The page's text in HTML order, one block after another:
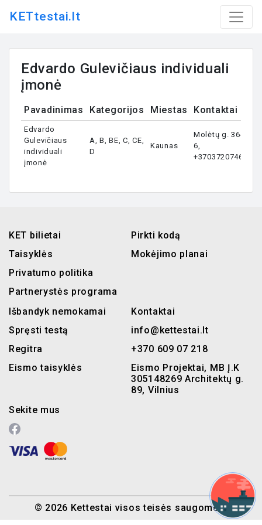
KETtestai.lt
Edvardo Gulevičiaus individuali
įmonė
Pavadinimas Kategorijos Miestas Kontaktai
Edvardo
Gulevičiaus
individuali
įmonė
A, B, BE, C, CE,
D
Kaunas
Molėtų g. 36-
6,
+37037207469
KET bilietai
Taisyklės
Privatumo politika
Partnerystės programa
Pirkti kodą
Mokėjimo planai
Išbandyk nemokamai
Spręsti testą
Regitra
Eismo taisyklės
Sekite mus
Kontaktai
info@kettestai.lt
+370 609 07 218
Eismo Projektai, MB Į.K
305148269 Architektų g.
89, Vilnius
© 2026 Kettestai visos teisės saugomos.